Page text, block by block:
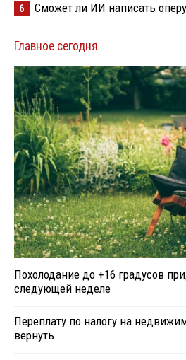
6 Сможет ли ИИ написать
Главное сегодня
Похолодание до +16 градусов
следующей неделе
Переплату по налогу на
вернуть